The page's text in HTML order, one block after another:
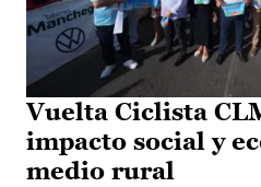
Vuelta Ciclista
impacto social y
medio rural